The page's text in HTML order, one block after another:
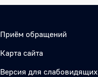
Приём обращений
Карта сайта
Версия для слабовидящих